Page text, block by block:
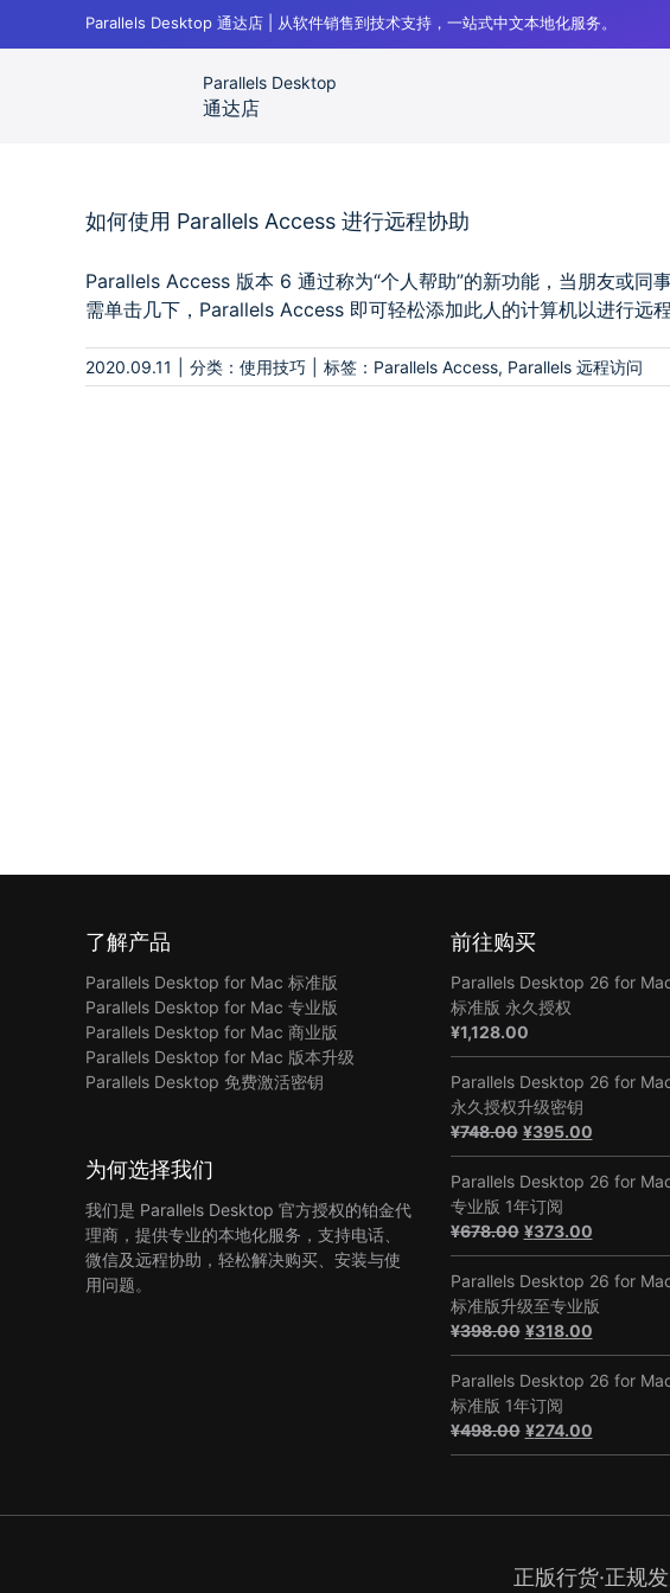
Parallels Desktop 通达店 | 从软件销售到技术支持，一站式中文本地化服务。
Parallels Desktop
通达店
Parallels Desktop 通达店 标签:Parallels 远程访问
如何使用 Parallels Access 进行远程协助
Parallels Access 版本 6 通过称为“个人帮助”的新功能，当朋友或同
需单击几下，Parallels Access 即可轻松添加此人的计算机以进行远
2020.09.11 分类： 使用技巧 标签： Parallels Access, Parallels 远程访问
了解产品
Parallels Desktop for Mac 标准版
Parallels Desktop for Mac 专业版
Parallels Desktop for Mac 商业版
Parallels Desktop for Mac 版本升级
Parallels Desktop 免费激活密钥
为何选择我们
我们是 Parallels Desktop 官方授权的铂金代
理商，提供专业的本地化服务，支持电话、
微信及远程协助，轻松解决购买、安装与使
用问题。
前往购买
Parallels Desktop 26 for
标准版 永久授权
¥1,128.00
Parallels Desktop 26 for
永久授权升级密钥
¥748.00 原
价
为：
¥748.00。
¥395.00当
前
价
为：
¥395.00
Parallels Desktop 26 for
专业版 1年订阅
¥678.00 原
价
为：
¥678.00。
¥373.00当
前
价
格
为：
¥373.00
Parallels Desktop 26 for
标准版升级至专业版
¥398.00 原
价
为：
¥398.00。
¥318.00当
前
价
为：
¥318.00
Parallels Desktop 26 for
标准版 1年订阅
¥498.00 原
价
¥274.00当
前
正版行货·正规